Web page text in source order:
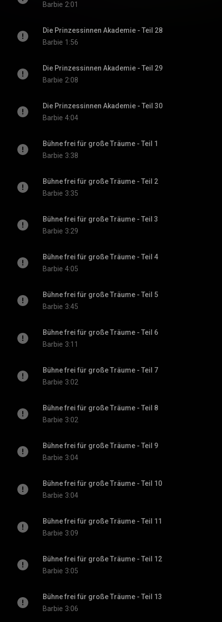
Barbie 2:01
Die Prinzessinnen Akademie - Teil 28
Barbie 1:56
Die Prinzessinnen Akademie - Teil 29
Barbie 2:08
Die Prinzessinnen Akademie - Teil 30
Barbie 4:04
Bühne frei für große Träume - Teil 1
Barbie 3:38
Bühne frei für große Träume - Teil 2
Barbie 3:35
Bühne frei für große Träume - Teil 3
Barbie 3:29
Bühne frei für große Träume - Teil 4
Barbie 4:05
Bühne frei für große Träume - Teil 5
Barbie 3:45
Bühne frei für große Träume - Teil 6
Barbie 3:11
Bühne frei für große Träume - Teil 7
Barbie 3:02
Bühne frei für große Träume - Teil 8
Barbie 3:02
Bühne frei für große Träume - Teil 9
Barbie 3:04
Bühne frei für große Träume - Teil 10
Barbie 3:04
Bühne frei für große Träume - Teil 11
Barbie 3:09
Bühne frei für große Träume - Teil 12
Barbie 3:05
Bühne frei für große Träume - Teil 13
Barbie 3:06